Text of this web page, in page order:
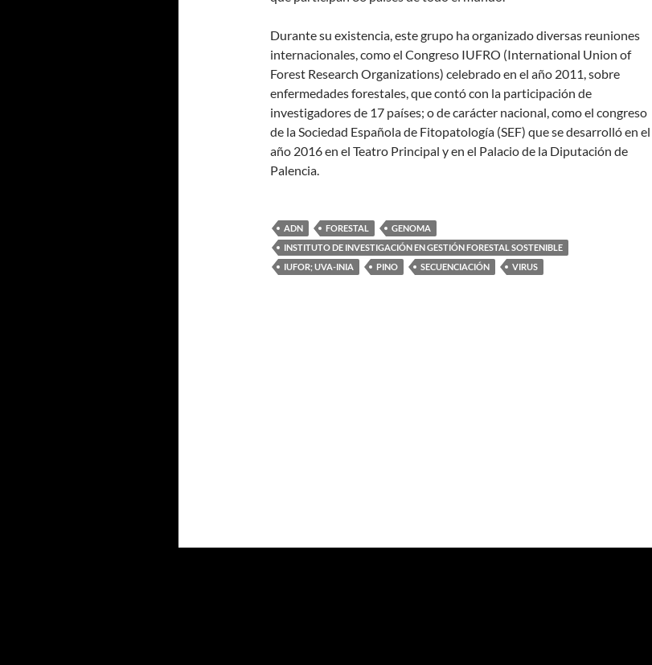
Durante su existencia, este grupo ha organizado diversas reuniones
internacionales, como el Congreso IUFRO (International Union of
Forest Research Organizations) celebrado en el año 2011, sobre
enfermedades forestales, que contó con la participación de
investigadores de 17 países; o de carácter nacional, como el congreso
de la Sociedad Española de Fitopatología (SEF) que se desarrolló en el
año 2016 en el Teatro Principal y en el Palacio de la Diputación de
Palencia.
ADN FORESTAL
GENOMA
INSTITUTO DE INVESTIGACIÓN EN GESTIÓN FORESTAL SOSTENIBLE
IUFOR; UVA-INIA
PINO SECUENCIACIÓN VIRUS